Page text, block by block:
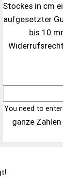
Stockes in cm
aufgesetzter
bis 10
You need to
ganze